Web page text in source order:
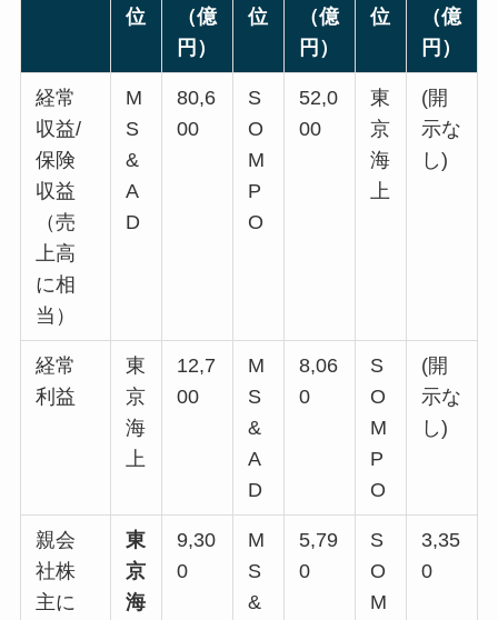
位
（億
円）
位
（億
円）
位
（億
円）
経常
収益/
保険
収益
（売
上高
に相
当）
M
S
&
A
D
80,6
00
S
O
M
P
O
52,0
00
東
京
海
上
(開
示な
し)
経常
利益
東
京
海
上
12,7
00
M
S
&
A
D
8,06
0
S
O
M
P
O
(開
示な
し)
親会
社株
主に
東
京
海
9,30
0
M
S
&
5,79
0
S
O
M
3,35
0